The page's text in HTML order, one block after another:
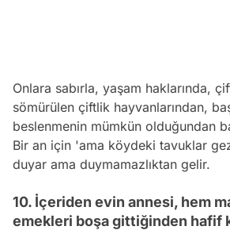
Onlara sabırla, yaşam haklarında,
sömürülen çiftlik hayvanlarından,
beslenmenin mümkün olduğundan
Bir an için 'ama köydeki tavuklar
duyar ama duymamazlıktan gelir.
10. İçeriden evin annesi, hem
emekleri boşa gittiğinden hafif